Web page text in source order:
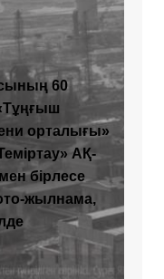
60
орталығы»
АҚ-
бірлесе
жылнама,